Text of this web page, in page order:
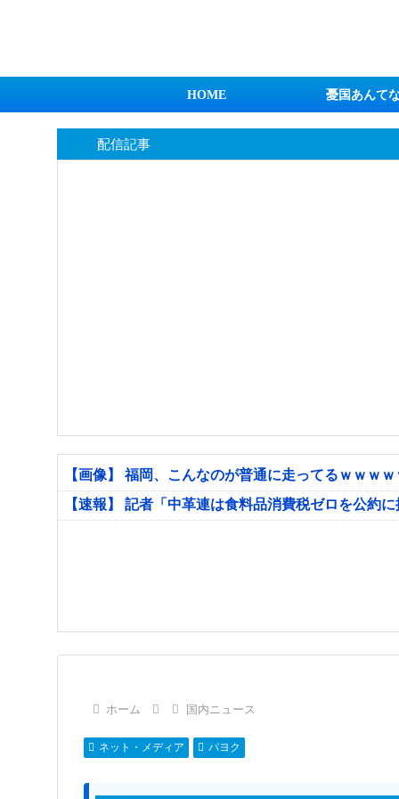
HOME 憂国あんて
配信記事
【画像】 福岡、こんなのが普通に走ってるｗｗｗ
【速報】 記者「中革連は食料品消費税ゼロを公約
ホーム 国内ニュース
ネット・メディア パヨク